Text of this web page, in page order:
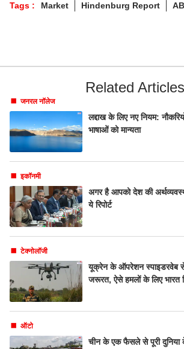
Tags : Market Hindenburg Report
Related Articles
जनरल नॉलेज
लद्दाख के लिए नए नियम:
भाषाओं को मान्यता
इकॉनमी
अगर है आपको देश की
ये रिपोर्ट
टेक्नोलॉजी
यूक्रेन के ऑपरेशन स्पाइडरवेब
जरूरत, ऐसे हमलों के लिए भारत
ऑटो
चीन के एक फैसले से पूरी दुनिया